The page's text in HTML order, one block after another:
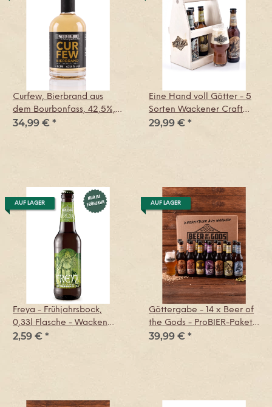
Curfew, Bierbrand aus
dem Bourbonfass, 42,5%,
0,35l - WB & Holsteiner
34,99 € *
Eine Hand voll Götter - 5
Sorten Wackener Craft
Beer nebst Glas
29,99 € *
AUF LAGER
Freya - Frühjahrsbock,
0,33l Flasche - Wacken
Brauerei
2,59 € *
AUF LAGER
Göttergabe - 14 x Beer of
the Gods - ProBIER-Paket
Vol. 5
39,99 € *